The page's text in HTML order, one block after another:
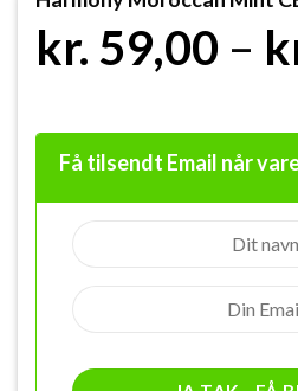
kr. 59,00 –
Få tilsendt Email når